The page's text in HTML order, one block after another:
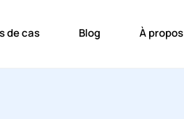
de cas Blog À propos